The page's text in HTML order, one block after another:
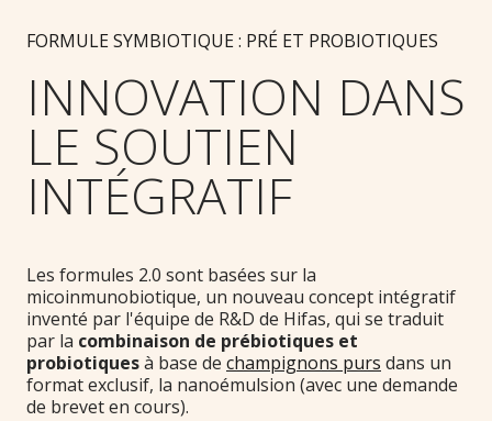
FORMULE SYMBIOTIQUE : PRÉ ET PROBIOTIQUES
INNOVATION DANS
LE SOUTIEN
INTÉGRATIF
Les formules 2.0 sont basées sur la
micoinmunobiotique, un nouveau concept intégratif
inventé par l'équipe de R&D de Hifas, qui se traduit
par la combinaison de prébiotiques et
probiotiquesà base de champignons purs dans un
format exclusif, la nanoémulsion (avec une demande
de brevet en cours).